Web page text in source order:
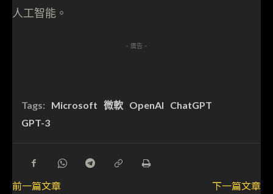
人工智能。
- 廣告 -
Tags: Microsoft 微軟 OpenAI
ChatGPT
GPT-3
前一篇文章
下一篇文章